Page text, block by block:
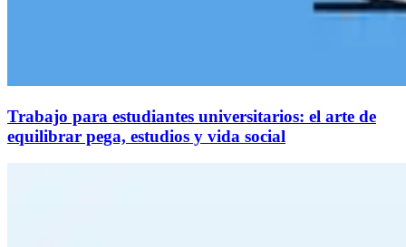
Trabajo para estudiantes universitarios: el arte de
equilibrar pega, estudios y vida social